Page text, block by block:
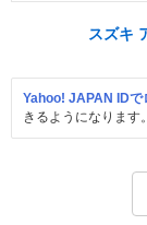
スズキ
Yahoo! JAPAN IDで
きるようになります。